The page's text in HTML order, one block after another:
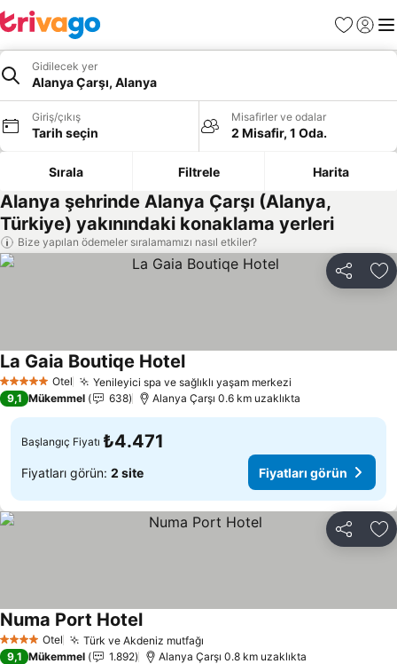
Favoriler
Giriş
Gidilecek yer
Alanya Çarşı, Alanya
Giriş/çıkış
Tarih seçin
Misafirler ve odalar
2 Misafir, 1 Oda.
Sırala Filtrele Harita
Alanya şehrinde Alanya Çarşı (Alanya,
Türkiye) yakınındaki konaklama yerleri
Bize yapılan ödemeler sıralamamızı nasıl etkiler?
Paylaş
5 Yıldız Otel Yenileyici spa ve sağlıklı yaşam merkezi
La Gaia Boutiqe HotelFiyatları görün
9,1 Mükemmel 638 Alanya Çarşı 0.6 km uzaklıkta
Başlangıç Fiyatı ₺4.471
Fiyatları görün: 2 site Fiyatları görün
Paylaş
4 Yıldız Otel Türk ve Akdeniz mutfağı
Numa Port HotelFiyatları görün
9,1 Mükemmel 1.892 Alanya Çarşı 0.8 km uzaklıkta